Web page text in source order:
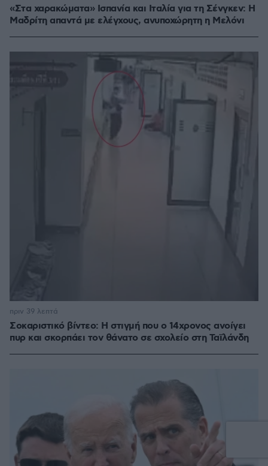
«Στα χαρακώματα» Ισπανία και Ιταλία για τη Σένγκεν: Η
Μαδρίτη απαντά με ελέγχους, ανυποχώρητη η Μελόνι
Σοκαριστικό βίντεο: Η στιγμή που ο 14χρονος ανοίγει
πυρ και σκορπάει τον θάνατο σε σχολείο στη Ταϊλάνδη
πριν 39 λεπτά